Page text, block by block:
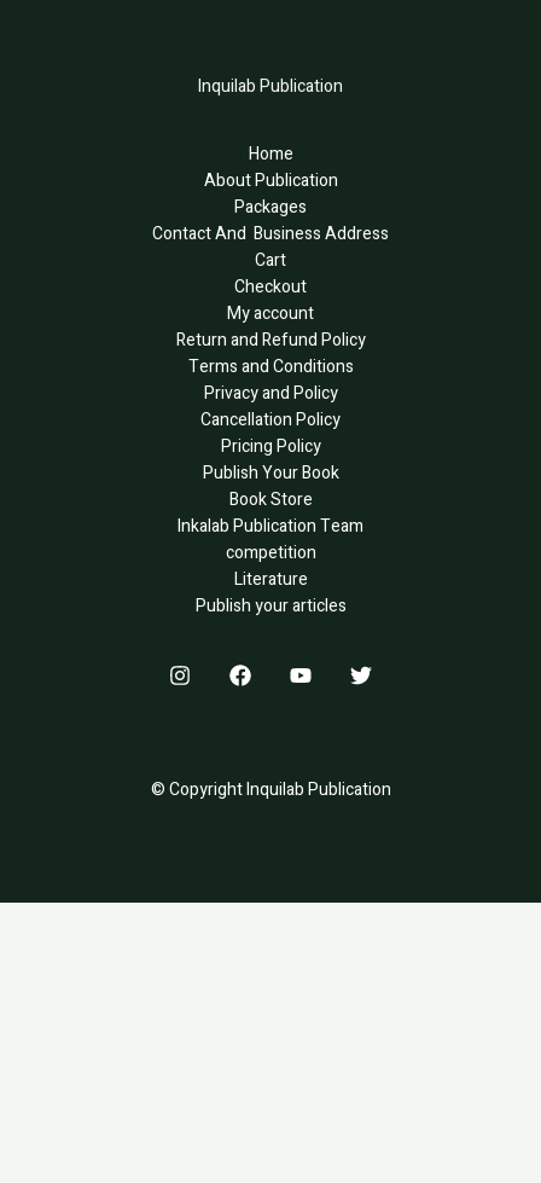
Inquilab Publication
Home
About Publication
Packages
Contact And Business Address
Cart
Checkout
My account
Return and Refund Policy
Terms and Conditions
Privacy and Policy
Cancellation Policy
Pricing Policy
Publish Your Book
Book Store
Inkalab Publication Team
competition
Literature
Publish your articles
© Copyright Inquilab Publication